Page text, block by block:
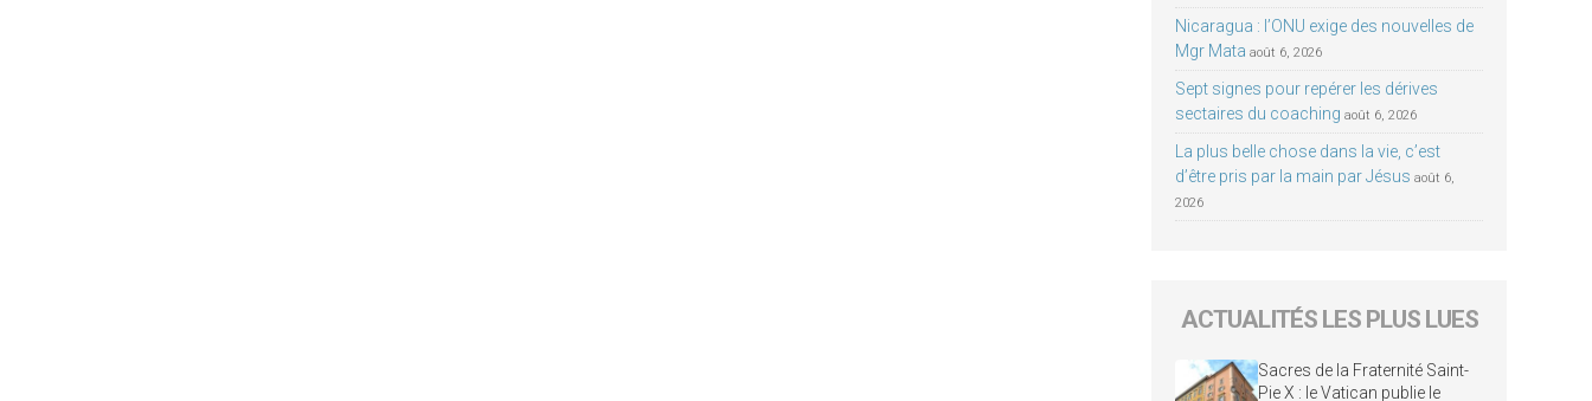
Nicaragua : l’ONU exige des nouvelles de
Mgr Mata août 6, 2026
Sept signes pour repérer les dérives
sectaires du coaching août 6, 2026
La plus belle chose dans la vie, c’est
d’être pris par la main par Jésus août 6,
2026
ACTUALITÉS LES PLUS LUES
Sacres de la Fraternité Saint-
Pie X : le Vatican publie le